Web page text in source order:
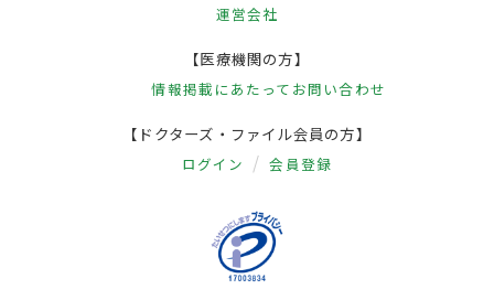
運営会社
【医療機関の方】
情報掲載にあたって お問い合わせ
【ドクターズ・ファイル会員の方】
ログイン 会員登録